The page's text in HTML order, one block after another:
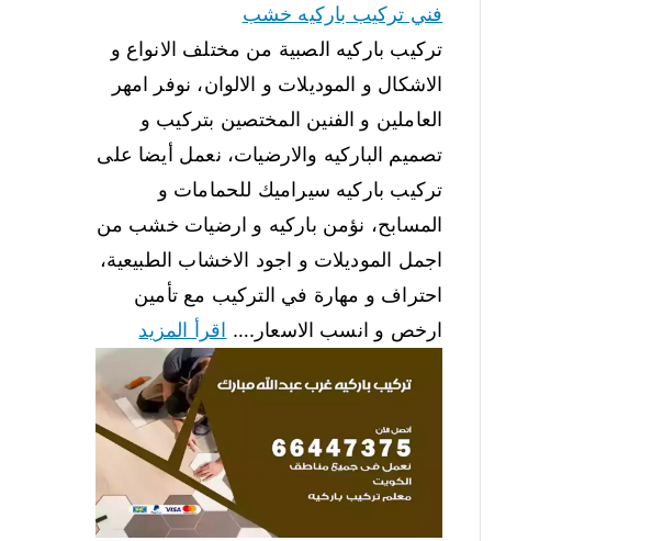
فني تركيب باركيه خشب
تركيب باركيه الصبية من مختلف الانواع و
الاشكال و الموديلات و الالوان، نوفر امهر
العاملين و الفنين المختصين بتركيب و
تصميم الباركيه والارضيات، نعمل أيضا على
تركيب باركيه سيراميك للحمامات و
المسابح، نؤمن باركيه و ارضيات خشب من
اجمل الموديلات و اجود الاخشاب الطبيعية،
احتراف و مهارة في التركيب مع تأمين
ارخص و انسب الاسعار.… اقرأ المزيد